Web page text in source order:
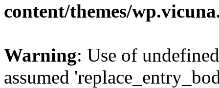
content/themes/
Warning: Use of
assumed